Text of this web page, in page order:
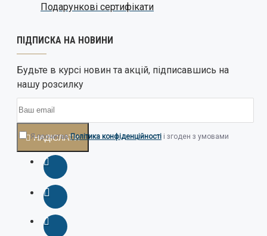
Подарункові сертифікати
ПІДПИСКА НА НОВИНИ
Будьте в курсі новин та акцій, підписавшись на
нашу розсилку
НАДІСЛАТИ
Я прочитавПолітика конфіденційності і згоден з умовами